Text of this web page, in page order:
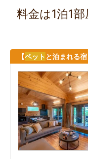
料金は1泊1
【ペット と泊まれる